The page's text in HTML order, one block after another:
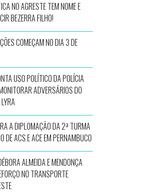
NO AGRESTE TEM NOME E
BEZERRA FILHO!
COMEÇAM NO DIA 3 DE
USO POLÍTICO DA POLÍCIA
ADVERSÁRIOS DO
A DIPLOMAÇÃO DA 2ª TURMA
DE ACS E ACE EM PERNAMBUCO
ALMEIDA E MENDONÇA
NO TRANSPORTE